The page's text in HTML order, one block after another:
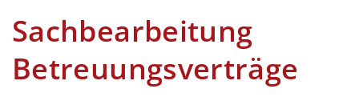
Sachbearbeitung
Betreuungsverträge